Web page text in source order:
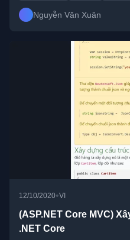
Nguyễn Văn Xuân
12/10/2020•VI
(ASP.NET Core MVC)
.NET Core